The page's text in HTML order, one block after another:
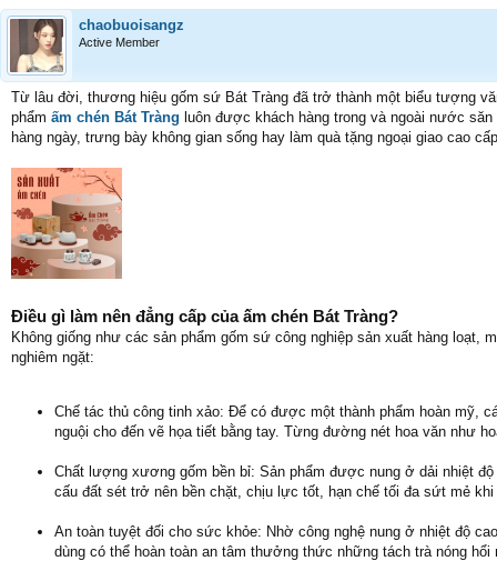
chaobuoisangz
Active Member
Từ lâu đời, thương hiệu gốm sứ Bát Tràng đã trở thành một biểu tượng
phẩm ấm chén Bát Tràng luôn được khách hàng trong và ngoài nước
hàng ngày, trưng bày không gian sống hay làm quà tặng ngoại giao cao
Điều gì làm nên đẳng cấp của ấm chén Bát Tràng?
Không giống như các sản phẩm gốm sứ công nghiệp sản xuất hàng loạt,
nghiêm ngặt:
Chế tác thủ công tinh xảo: Để có được một thành phẩm hoàn mỹ,
nguội cho đến vẽ họa tiết bằng tay. Từng đường nét hoa văn như
Chất lượng xương gốm bền bỉ: Sản phẩm được nung ở dải nhiệt
cấu đất sét trở nên bền chặt, chịu lực tốt, hạn chế tối đa sứt mẻ
An toàn tuyệt đối cho sức khỏe: Nhờ công nghệ nung ở nhiệt độ
dùng có thể hoàn toàn an tâm thưởng thức những tách trà nóng